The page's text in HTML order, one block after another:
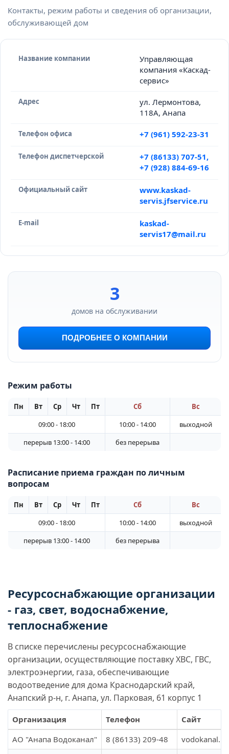
Контакты, режим работы и сведения об организации,
обслуживающей дом
Название компании
Управляющая
компания «Каскад-
сервис»
Адрес
ул. Лермонтова,
118А, Анапа
Телефон офиса +7 (961) 592-23-31
Телефон диспетчерской
+7 (86133) 707-51,
+7 (928) 884-69-16
Официальный сайт
www.kaskad-
servis.jfservice.ru
E-mail
kaskad-
servis17@mail.ru
3
домов на обслуживании
ПОДРОБНЕЕ О КОМПАНИИ
Режим работы
Пн Вт Ср Чт Пт Сб
Вс
09:00 - 18:00
10:00 - 14:00
выходной
перерыв 13:00 - 14:00
без перерыва
Расписание приема граждан по личным
вопросам
Пн Вт Ср Чт Пт Сб
Вс
09:00 - 18:00
10:00 - 14:00
выходной
перерыв 13:00 - 14:00
без перерыва
Ресурсоснабжающие организации
- газ, свет, водоснабжение,
теплоснабжение
В списке перечислены ресурсоснабжающие
организации, осуществляющие поставку ХВС, ГВС,
электроэнергии, газа, обеспечивающие
водоотведение для дома Краснодарский край,
Анапский р-н, г. Анапа, ул. Парковая, 61 корпус 1
Организация Телефон
Сайт
АО "Анапа Водоканал"
8 (86133) 209-48